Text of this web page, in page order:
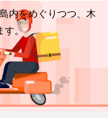
内をめぐりつつ、木
す。